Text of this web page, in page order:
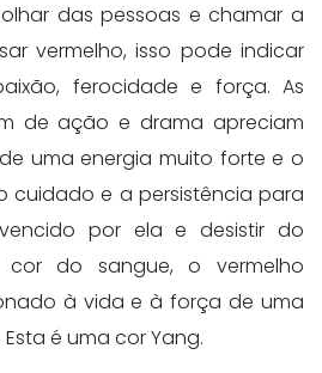
das pessoas e chamar a
vermelho, isso pode indicar
ferocidade e força. As
de ação e drama apreciam
uma energia muito forte e o
cuidado e a persistência para
por ela e desistir do
cor do sangue, o vermelho
à vida e à força de uma
é uma cor Yang.